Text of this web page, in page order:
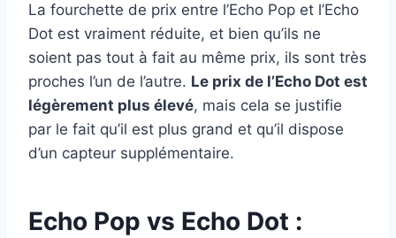
La fourchette de prix entre l’Echo Pop et l’Echo
Dot est vraiment réduite, et bien qu’ils ne
soient pas tout à fait au même prix, ils sont très
proches l’un de l’autre. Le prix de l’Echo Dot est
légèrement plus élevé, mais cela se justifie
par le fait qu’il est plus grand et qu’il dispose
d’un capteur supplémentaire.
Echo Pop vs Echo Dot :